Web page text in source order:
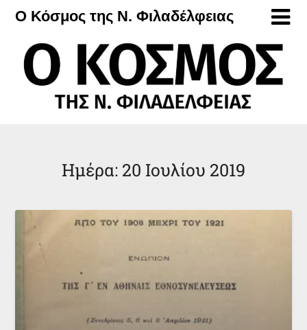
Μετάβαση
περιεχόμενο
Ο Κόσμος της Ν. Φιλαδέλφειας
Ημέρα: 20 Ιουλίου 2019